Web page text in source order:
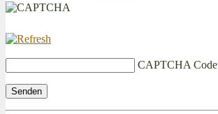
CAPTCHA Code